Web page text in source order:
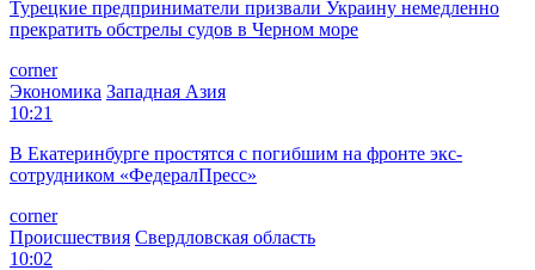
Турецкие предприниматели призвали Украину немедленно
прекратить обстрелы судов в Черном море
corner
Экономика Западная Азия
10:21
В Екатеринбурге простятся с погибшим на фронте экс-
сотрудником «ФедералПресс»
corner
Происшествия Свердловская область
10:02